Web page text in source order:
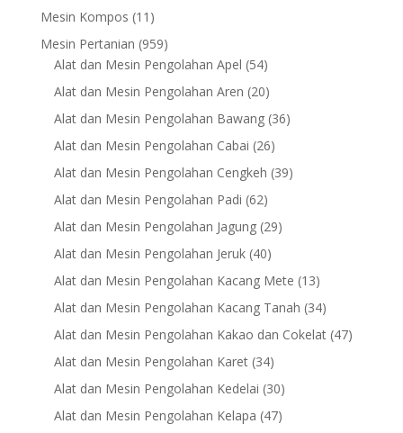
products
Mesin Kompos 11 11
products
Mesin Pertanian 959959
products
Alat dan Mesin Pengolahan Apel 5454
products
Alat dan Mesin Pengolahan Aren 2020
products
Alat dan Mesin Pengolahan Bawang 3636
Alat dan Mesin Pengolahan Cabai 2626
products
Alat dan Mesin Pengolahan Cengkeh 3939
Alat dan Mesin Pengolahan Padi 6262
products
Alat dan Mesin Pengolahan Jagung 2929
Alat dan Mesin Pengolahan Jeruk 4040
products
Alat dan Mesin Pengolahan Kacang Mete 1313
products
Alat dan Mesin Pengolahan Kacang Tanah 3434
products
Alat dan Mesin Pengolahan Kakao dan Cokelat 4747
Alat dan Mesin Pengolahan Karet 3434
products
Alat dan Mesin Pengolahan Kedelai 3030
products
Alat dan Mesin Pengolahan Kelapa 4747